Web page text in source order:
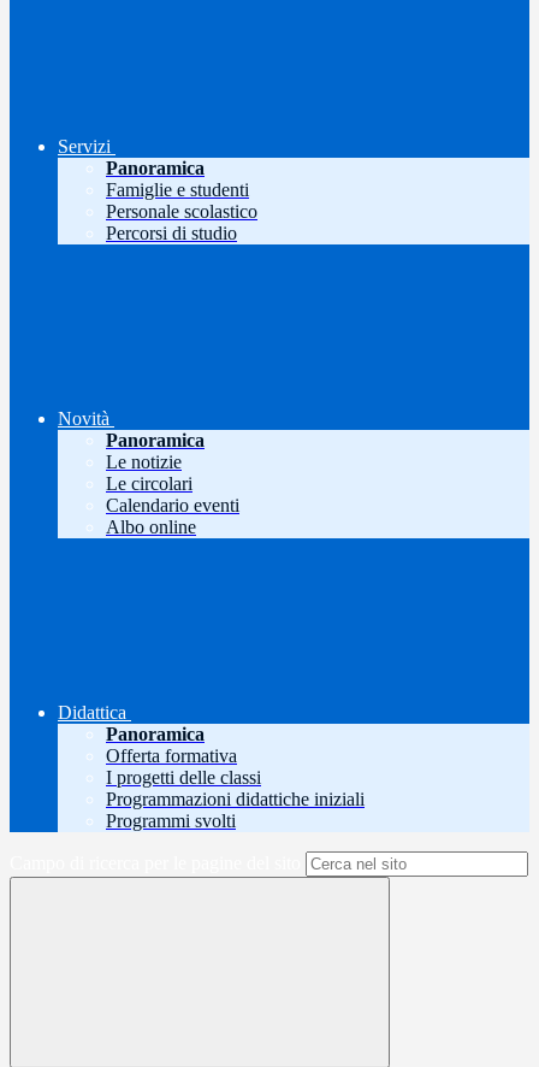
Servizi
Panoramica
Famiglie e studenti
Personale scolastico
Percorsi di studio
Novità
Panoramica
Le notizie
Le circolari
Calendario eventi
Albo online
Didattica
Panoramica
Offerta formativa
I progetti delle classi
Programmazioni didattiche iniziali
Programmi svolti